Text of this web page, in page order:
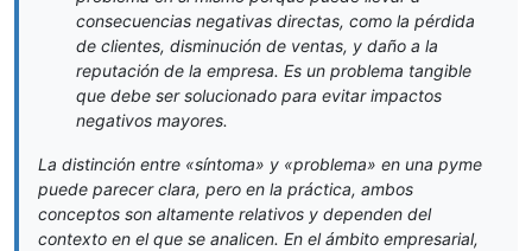
consecuencias negativas directas, como la pérdida
de clientes, disminución de ventas, y daño a la
reputación de la empresa. Es un problema tangible
que debe ser solucionado para evitar impactos
negativos mayores.
La distinción entre «síntoma» y «problema» en una pyme
puede parecer clara, pero en la práctica, ambos
conceptos son altamente relativos y dependen del
contexto en el que se analicen. En el ámbito empresarial,